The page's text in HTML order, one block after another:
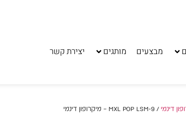
מבצעים מותגים יצירת קשר
דינמי / MXL POP LSM-9 – מיקרופון דינמי